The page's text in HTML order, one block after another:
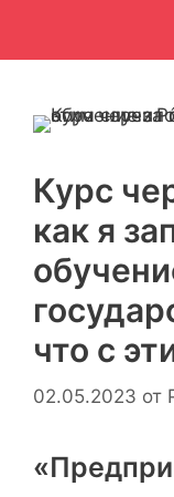
Курс
как я
что с
02.05.2023 от